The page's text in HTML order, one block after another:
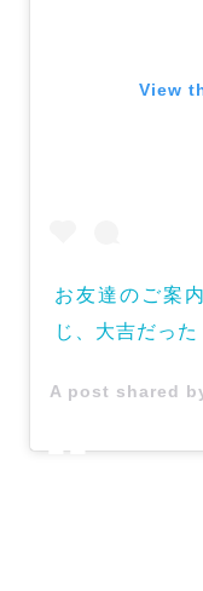
View
お友達のご案
じ、大吉だっ
A post shared